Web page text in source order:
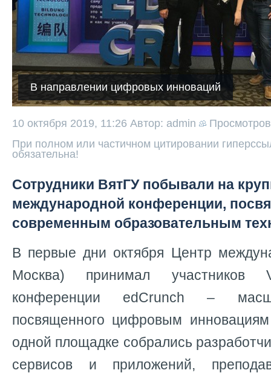
В направлении цифровых инноваций
10 октября 2019, 11:26 Автор: admin
При полном или частичном цитировании
обязательна!
Сотрудники ВятГУ побывали на
международной конференции,
современным образовательным
В первые дни октября Центр
Москва) принимал участников
конференции edCrunch –
посвященного цифровым
одной площадке собрались
сервисов и приложений,